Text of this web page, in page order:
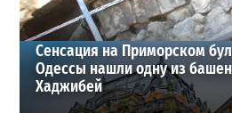
Сенсация на Приморском
Одессы нашли одну из
Хаджибей